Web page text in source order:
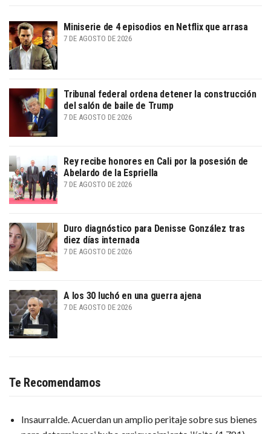
Miniserie de 4 episodios en Netflix que arrasa
7 DE AGOSTO DE 2026
Tribunal federal ordena detener la construcción
del salón de baile de Trump
7 DE AGOSTO DE 2026
Rey recibe honores en Cali por la posesión de
Abelardo de la Espriella
7 DE AGOSTO DE 2026
Duro diagnóstico para Denisse González tras
diez días internada
7 DE AGOSTO DE 2026
A los 30 luchó en una guerra ajena
7 DE AGOSTO DE 2026
Te Recomendamos
Insaurralde. Acuerdan un amplio peritaje sobre sus bienes